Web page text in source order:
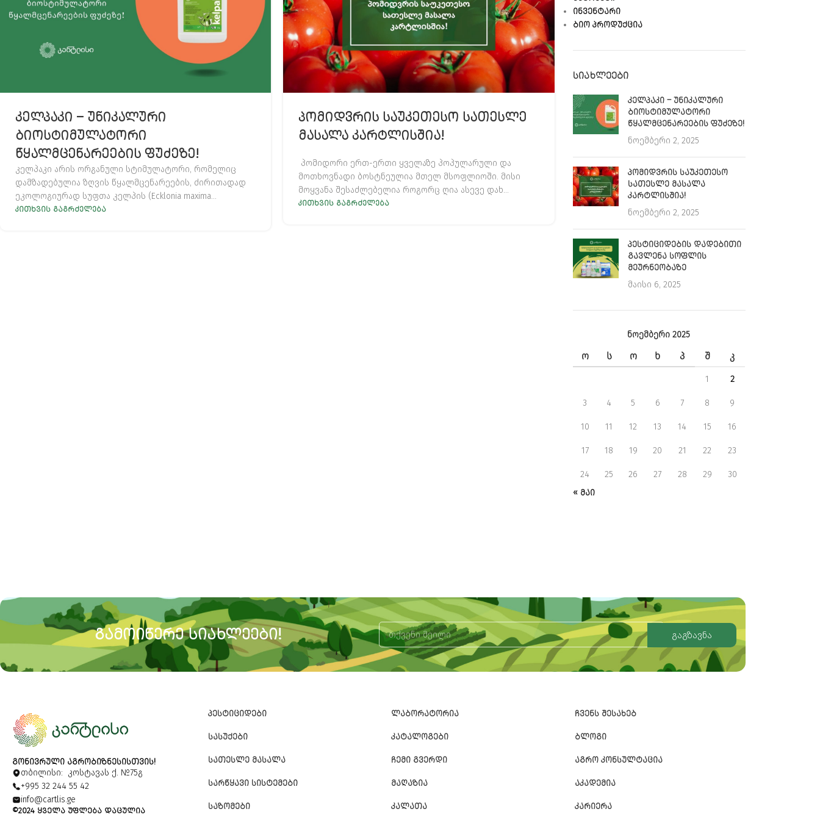
ᲙᲔᲚᲞᲐᲙᲘ – ᲣᲜᲘᲙᲐᲚᲣᲠᲘ
ᲑᲘᲝᲡᲢᲘᲛᲣᲚᲐᲢᲝᲠᲘ
ᲬᲧᲐᲚᲛᲪᲔᲜᲐᲠᲔᲔᲑᲘᲡ ᲤᲣᲫᲔᲖᲔ!
კელპაკი არის ორგანული სტიმულატორი, რომელიც
დამზადებულია ზღვის წყალმცენარეების, ძირითადად
ეკოლოგიურად სუფთა კელპის (Ecklonia maxima...
ᲙᲘᲗᲮᲕᲘᲡ ᲒᲐᲒᲠᲫᲔᲚᲔᲑᲐ
ᲞᲝᲛᲘᲓᲕᲠᲘᲡ ᲡᲐᲣᲙᲔᲗᲔᲡᲝ ᲡᲐᲗᲔᲡᲚᲔ
ᲛᲐᲡᲐᲚᲐ ᲙᲐᲠᲢᲚᲘᲡᲨᲘᲐ!
პომიდორი ერთ-ერთი ყველაზე პოპულარული და
მოთხოვნადი ბოსტნეულია მთელ მსოფლიოში. მისი
მოყვანა შესაძლებელია როგორც ღია ასევე დახ...
ᲙᲘᲗᲮᲕᲘᲡ ᲒᲐᲒᲠᲫᲔᲚᲔᲑᲐ
ᲘᲜᲕᲔᲜᲢᲐᲠᲘ
ᲑᲘᲝ ᲞᲠᲝᲓᲣᲥᲪᲘᲐ
ᲡᲘᲐᲮᲚᲔᲔᲑᲘ
ᲙᲔᲚᲞᲐᲙᲘ – ᲣᲜᲘᲙᲐᲚᲣᲠᲘ
ᲑᲘᲝᲡᲢᲘᲛᲣᲚᲐᲢᲝᲠᲘ
ᲬᲧᲐᲚᲛᲪᲔᲜᲐᲠᲔᲔᲑᲘᲡ ᲤᲣᲫᲔᲖᲔ!
ნოემბერი 2, 2025
ᲞᲝᲛᲘᲓᲕᲠᲘᲡ ᲡᲐᲣᲙᲔᲗᲔᲡᲝ
ᲡᲐᲗᲔᲡᲚᲔ ᲛᲐᲡᲐᲚᲐ
ᲙᲐᲠᲢᲚᲘᲡᲨᲘᲐ!
ნოემბერი 2, 2025
ᲞᲔᲡᲢᲘᲪᲘᲓᲔᲑᲘᲡ ᲓᲐᲓᲔᲑᲘᲗᲘ
ᲒᲐᲕᲚᲔᲜᲐ ᲡᲝᲤᲚᲘᲡ
ᲛᲔᲣᲠᲜᲔᲝᲑᲐᲖᲔ
მაისი 6, 2025
ნოემბერი 2025
Ო Ს Ო Ხ Პ Შ Კ
1 2
3 4 5 6 7 8 9
10 11 12 13 14 15 16
17 18 19 20 21 22 23
24 25 26 27 28 29
30
« ᲛᲐᲘ
ᲒᲐᲛᲝᲘᲬᲔᲠᲔ ᲡᲘᲐᲮᲚᲔᲔᲑᲘ! გაგზავნა
Alternative:
ᲒᲝᲜᲘᲕᲠᲣᲚᲘ ᲐᲒᲠᲝᲑᲘᲖᲜᲔᲡᲘᲡᲗᲕᲘᲡ!
თბილისი: კოსტავას ქ. №75გ
+995 32 244 55 42
info@cartlis.ge
©2024 ᲧᲕᲔᲚᲐ ᲣᲤᲚᲔᲑᲐ ᲓᲐᲪᲣᲚᲘᲐ
ᲞᲔᲡᲢᲘᲪᲘᲓᲔᲑᲘ
ᲡᲐᲡᲣᲥᲔᲑᲘ
ᲡᲐᲗᲔᲡᲚᲔ ᲛᲐᲡᲐᲚᲐ
ᲡᲐᲠᲬᲧᲐᲕᲘ ᲡᲘᲡᲢᲔᲛᲔᲑᲘ
ᲡᲐᲖᲝᲛᲔᲑᲘ
ᲚᲐᲑᲝᲠᲐᲢᲝᲠᲘᲐ
ᲙᲐᲢᲐᲚᲝᲒᲔᲑᲘ
ᲩᲔᲛᲘ ᲒᲕᲔᲠᲓᲘ
ᲛᲐᲦᲐᲖᲘᲐ
ᲙᲐᲚᲐᲗᲐ
ᲩᲕᲔᲜᲡ ᲨᲔᲡᲐᲮᲔᲑ
ᲑᲚᲝᲒᲘ
ᲐᲒᲠᲝ ᲙᲝᲜᲡᲣᲚᲢᲐᲪᲘᲐ
ᲐᲙᲐᲓᲔᲛᲘᲐ
ᲙᲐᲠᲘᲔᲠᲐ